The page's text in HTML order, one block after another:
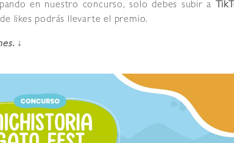
en nuestro concurso, solo debes subir a
likes podrás llevarte el premio.
↓